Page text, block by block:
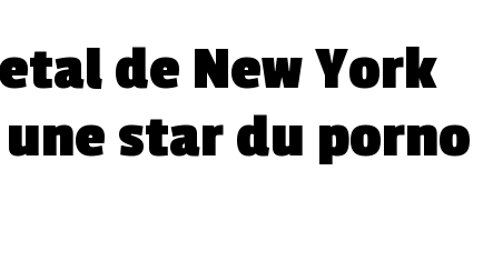
de New York
star du porno